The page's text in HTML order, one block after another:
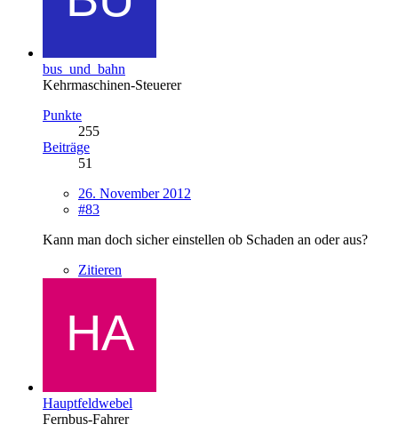
bus_und_bahn
Kehrmaschinen-Steuerer
Punkte
255
Beiträge
51
26. November 2012
#83
Kann man doch sicher einstellen ob Schaden an oder aus?
Zitieren
Hauptfeldwebel
Fernbus-Fahrer